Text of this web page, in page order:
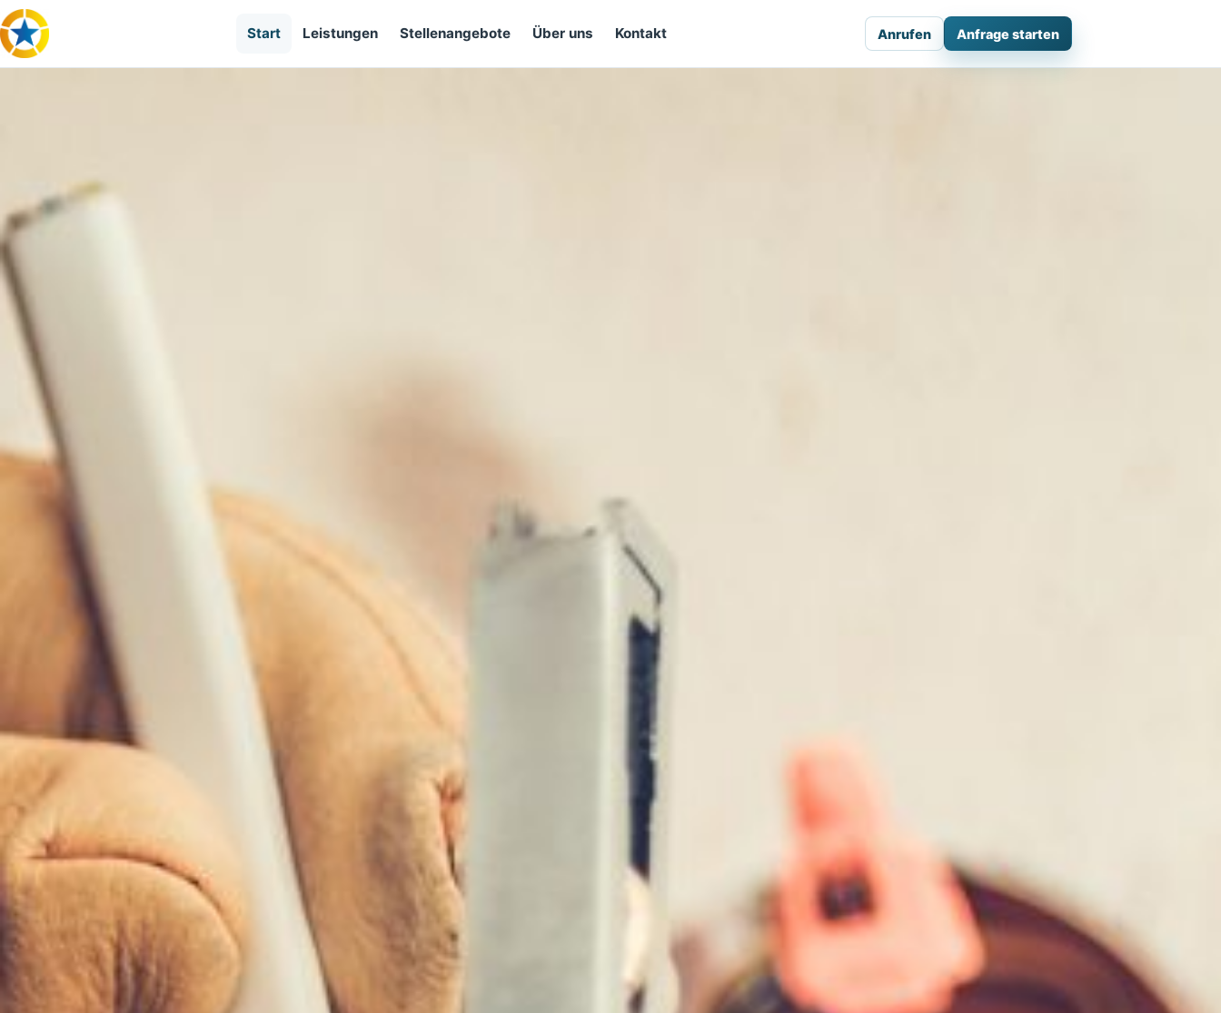
Start Leistungen Stellenangebote Über uns Kontakt Anrufen Anfrage starten